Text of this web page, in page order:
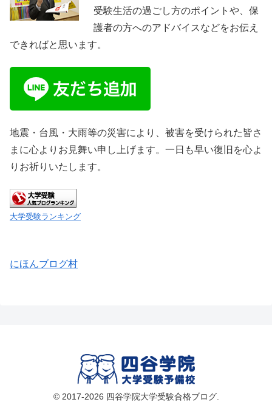
受験生活の過ごし方のポイントや、保
護者の方へのアドバイスなどをお伝え
できればと思います。
地震・台風・大雨等の災害により、被害を受けられた皆さ
まに心よりお見舞い申し上げます。一日も早い復旧を心よ
りお祈りいたします。
大学受験ランキング
にほんブログ村
© 2017-2026 四谷学院大学受験合格ブログ.